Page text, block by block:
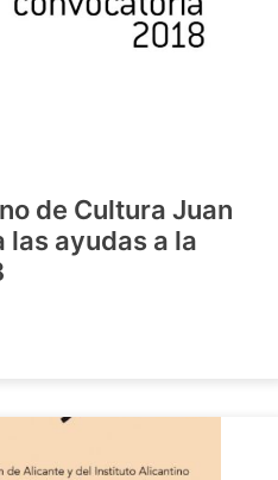
de Cultura Juan
ayudas a la